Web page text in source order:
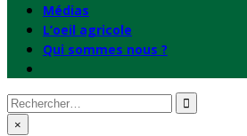
Médias
L’oeil agricole
Qui sommes nous ?
Rechercher
: ×